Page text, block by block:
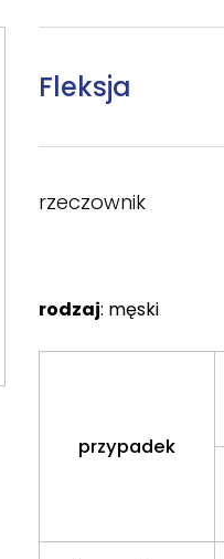
Fleksja
rzeczownik
rodzaj: męski
przypadek